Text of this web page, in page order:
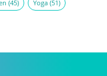
(45) Yoga(51)